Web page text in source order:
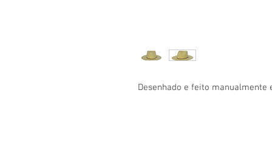
Desenhado e feito manualmente